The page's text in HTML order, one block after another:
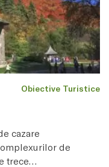
Obiective Turistice
cazare
de
trece…